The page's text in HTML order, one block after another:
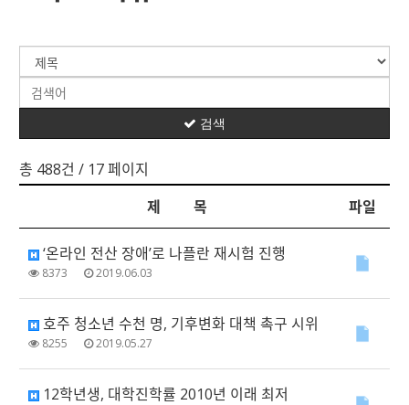
총 488건 / 17 페이지
검색
제 목 파일
‘온라인 전산 장애’로 나플란 재시험 진행
8373 2019.06.03
호주 청소년 수천 명, 기후변화 대책 촉구 시위
8255 2019.05.27
12학년생, 대학진학률 2010년 이래 최저